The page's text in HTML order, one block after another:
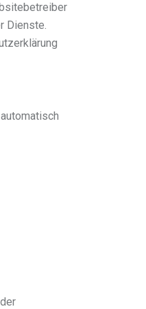
Dienste.